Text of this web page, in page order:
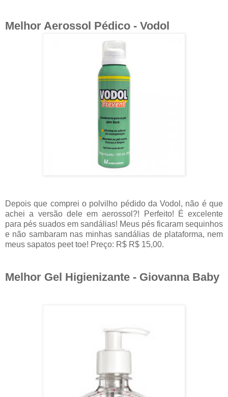
Melhor Aerossol Pédico - Vodol
Depois que comprei o polvilho pédido da Vodol, não é que
achei a versão dele em aerossol?! Perfeito! É excelente
para pés suados em sandálias! Meus pés ficaram sequinhos
e não sambaram nas minhas sandálias de plataforma, nem
meus sapatos peet toe! Preço: R$ R$ 15,00.
Melhor Gel Higienizante - Giovanna Baby